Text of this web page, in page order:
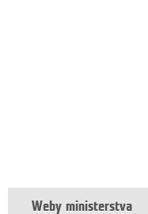
Weby ministerstva